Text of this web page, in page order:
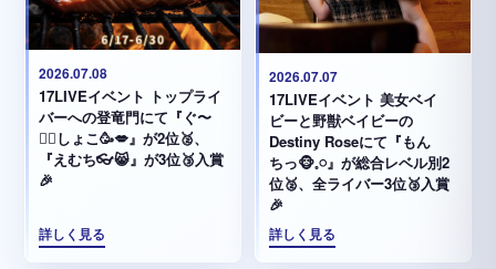
2026.07.08
17LIVEイベント トップライ
バーへの登竜門にて『ぐ〜
✊🏻‪しょこ🥳💋』が2位🥈、
『えむち👓😸』が3位🥉入賞
🎉
詳しく見る
2026.07.07
17LIVEイベント 美女ベイ
ビーと野獣ベイビーの
Destiny Roseにて『もん
ちっ🐵𓈒𓏸︎︎︎︎』が総合レベル別2
位🥈、全ライバー3位🥉入賞
🎉
詳しく見る